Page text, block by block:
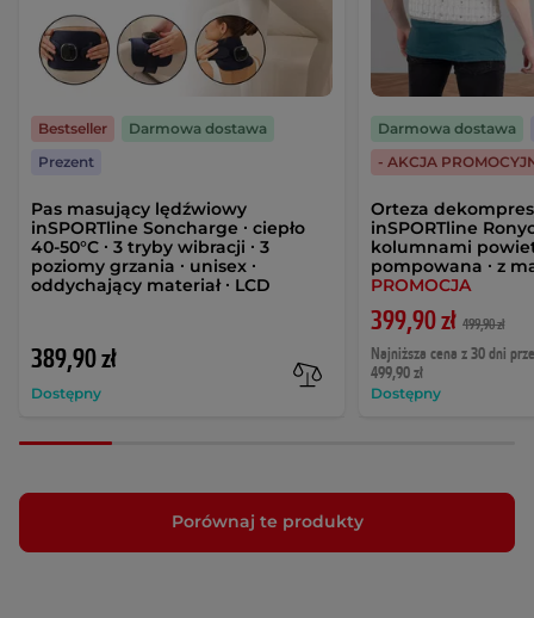
Pas masujący lędźwiowy
inSPORTline Soncharge ∙ ciepło
40-50°C ∙ 3 tryby wibracji ∙ 3
poziomy grzania ∙ unisex ∙
oddychający materiał ∙ LCD
389,90 zł
Dostępny
Bestseller
Darmowa dostawa
Prezent
Orteza
inSPORTline
kolumnami
pompowana ∙ z
PROMOCJA
399,90 zł 499,90 zł
Najniższa cena z 30 dni
499,90 zł
Dostępny
Darmowa dostawa
- AKCJA
Porównaj te produkty